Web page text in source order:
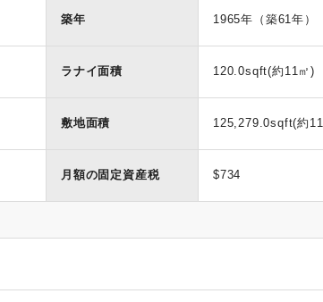
築年 1965年（築61年）
ラナイ面積 120.0sqft(約11㎡)
敷地面積 125,279.0sqft(約
月額の固定資産税 $734